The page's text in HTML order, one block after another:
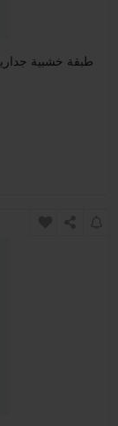
2 طبقة خشبية